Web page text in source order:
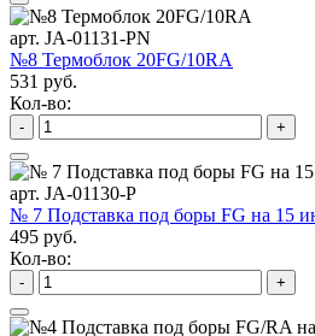
арт. JA-01131-PN
№8 Термоблок 20FG/10RA
531 руб.
Кол-во:
- +
арт. JA-01130-P
№ 7 Подставка под боры FG на 15
495 руб.
Кол-во:
- +